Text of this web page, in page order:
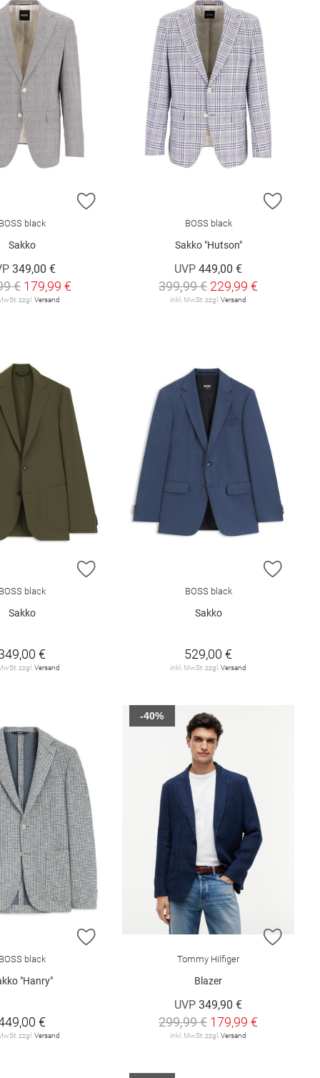
HINZUFÜGEN
BOSS black
Sakko
349,00 €
€ 179,99 €
zzgl.Versand
ZUR
BOSS black
Sakko "Hutson"
UVP 449,00 €
399,99 € 229,99 €
inkl. MwSt. zzgl.Versand
HINZUFÜGEN
BOSS black
Sakko
€
zzgl.Versand
ZUR
BOSS black
Sakko
529,00 €
inkl. MwSt. zzgl.Versand
HINZUFÜGEN ZUR WUNSCHLISTE HINZUFÜGEN
BOSS black
"Hanry"
€
zzgl.Versand
ZUR
Tommy Hilfiger
Blazer
UVP 349,90 €
299,99 € 179,99 €
inkl. MwSt. zzgl.Versand
-40%